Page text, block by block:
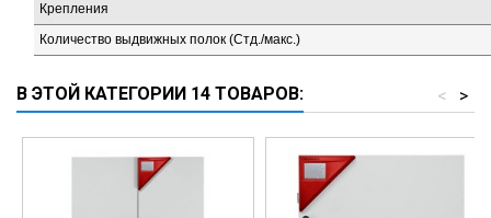
Крепления
Количество выдвижных полок (Стд./макс.)
В ЭТОЙ КАТЕГОРИИ 14 ТОВАРОВ: >
<